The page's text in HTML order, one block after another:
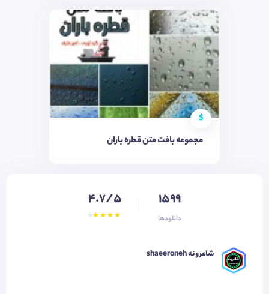
$
مجموعه بافت متن قطره باران
1599
دانلودها
4.7/5
شاعرونه shaeeroneh